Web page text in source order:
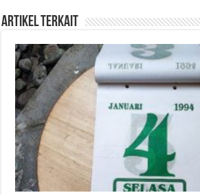
Artikel Terkait